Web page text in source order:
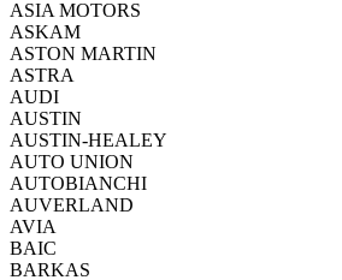
ASIA MOTORS
ASKAM
ASTON MARTIN
ASTRA
AUDI
AUSTIN
AUSTIN-HEALEY
AUTO UNION
AUTOBIANCHI
AUVERLAND
AVIA
BAIC
BARKAS